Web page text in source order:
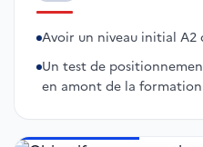
Avoir un niveau initial A2
Un test de
en amont de la formation